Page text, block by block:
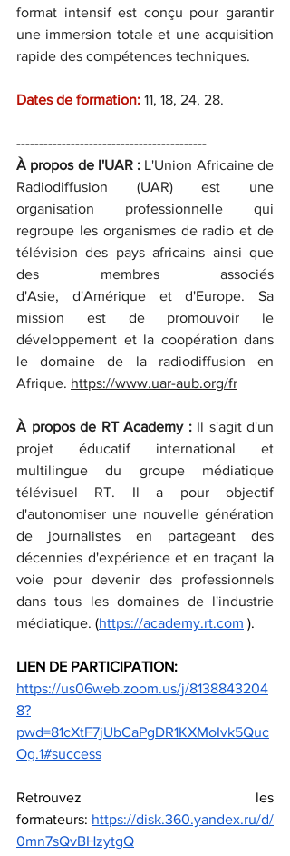
format intensif est conçu pour garantir
une immersion totale et une acquisition
rapide des compétences techniques.
Dates de formation: 11, 18, 24, 28.
------------------------------------------
À propos de l'UAR : L'Union Africaine de
Radiodiffusion (UAR) est une
organisation professionnelle qui
regroupe les organismes de radio et de
télévision des pays africains ainsi que
des membres associés
d'Asie, d'Amérique et d'Europe. Sa
mission est de promouvoir le
développement et la coopération dans
le domaine de la radiodiffusion en
Afrique. https://www.uar-aub.org/fr
À propos de RT Academy : Il s'agit d'un
projet éducatif international et
multilingue du groupe médiatique
télévisuel RT. Il a pour objectif
d'autonomiser une nouvelle génération
de journalistes en partageant des
décennies d'expérience et en traçant la
voie pour devenir des professionnels
dans tous les domaines de l'industrie
médiatique. (https://academy.rt.com ).
LIEN DE PARTICIPATION:
https://us06web.zoom.us/j/8138843204
8?
pwd=81cXtF7jUbCaPgDR1KXMoIvk5Quc
Og.1#success
Retrouvez les
formateurs: https://disk.360.yandex.ru/d/
0mn7sQvBHzytgQ